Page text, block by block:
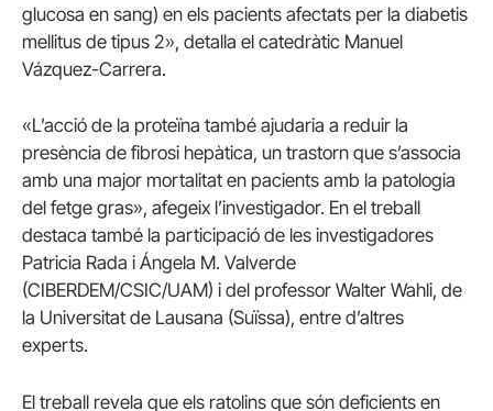
glucosa en sang) en els pacients afectats per la diabetis
mellitus de tipus 2», detalla el catedràtic Manuel
Vázquez-Carrera.
«L’acció de la proteïna també ajudaria a reduir la
presència de fibrosi hepàtica, un trastorn que s’associa
amb una major mortalitat en pacients amb la patologia
del fetge gras», afegeix l’investigador. En el treball
destaca també la participació de les investigadores
Patricia Rada i Ángela M. Valverde
(CIBERDEM/CSIC/UAM) i del professor Walter Wahli, de
la Universitat de Lausana (Suïssa), entre d’altres
experts.
El treball revela que els ratolins que són deficients en